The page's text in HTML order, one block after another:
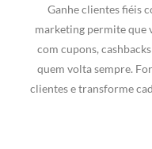
Ganhe clientes fiéis
marketing permite que
com cupons,
quem volta sempre.
clientes e transforme